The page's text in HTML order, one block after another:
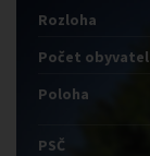
Rozloha
Počet obyvatel
Poloha
PSČ